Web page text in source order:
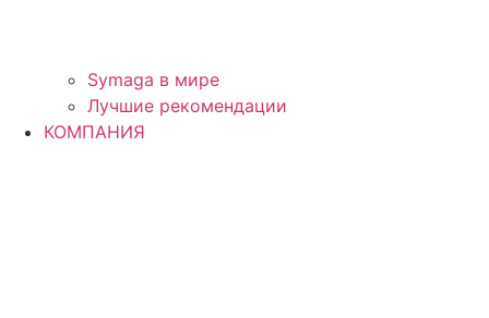
Symaga в мире
Лучшие рекомендации
КОМПАНИЯ